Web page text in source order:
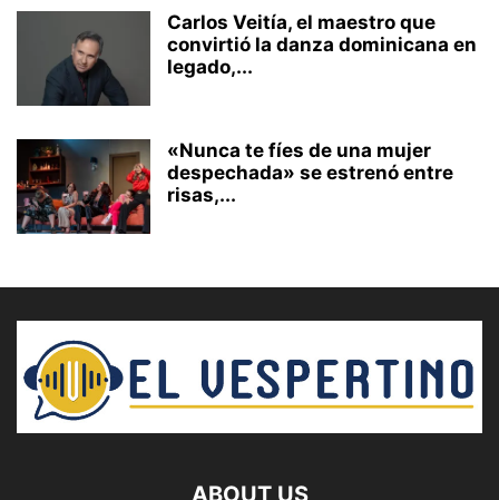
Carlos Veitía, el maestro que
convirtió la danza dominicana en
legado,...
«Nunca te fíes de una mujer
despechada» se estrenó entre
risas,...